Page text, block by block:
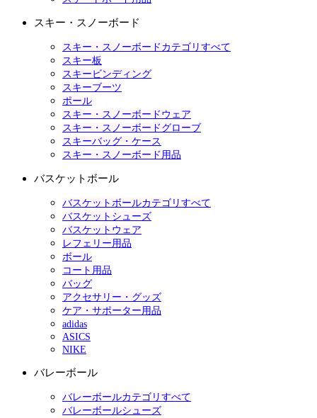
スキー・スノーボード
スキー・スノーボードカテゴリすべて
スキー板
スキービンディング
スキーブーツ
ポール
スキー・スノーボードウェア
スキー・スノーボードグローブ
スキーバッグ・ケース
スキー・スノーボード用品
バスケットボール
バスケットボールカテゴリすべて
バスケットシューズ
バスケットウェア
レフェリー用品
ボール
コート用品
バッグ
アクセサリー・グッズ
ケア・サポーター用品
adidas
ASICS
NIKE
バレーボール
バレーボールカテゴリすべて
バレーボールシューズ